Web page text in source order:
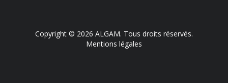
Copyright © 2026 ALGAM. Tous droits réservés.
Mentions légales